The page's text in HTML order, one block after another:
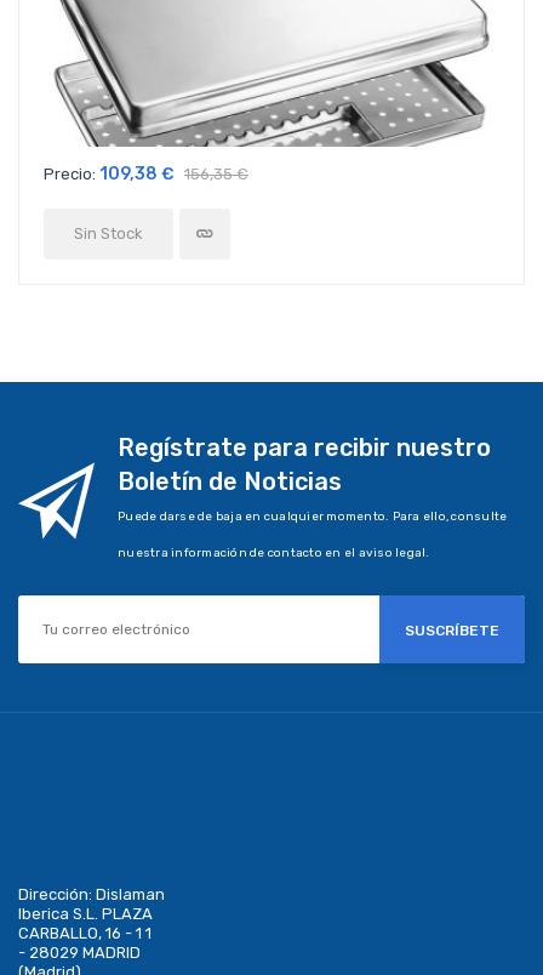
Precio: 109,38 € 156,35 €
Sin Stock
Regístrate para recibir nuestro
Boletín de Noticias
Puede darse de baja en cualquier momento. Para ello, consulte
nuestra información de contacto en el aviso legal.
SUSCRÍBETE
Dirección: Dislaman
Iberica S.L. PLAZA
CARBALLO, 16 - 1 1
- 28029 MADRID